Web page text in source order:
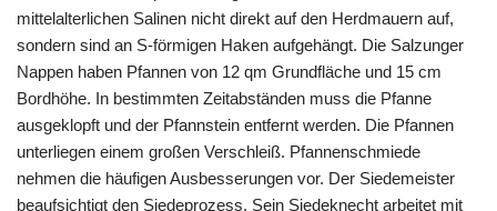
mittelalterlichen Salinen nicht direkt auf den Herdmauern auf,
sondern sind an S-förmigen Haken aufgehängt. Die Salzunger
Nappen haben Pfannen von 12 qm Grundfläche und 15 cm
Bordhöhe. In bestimmten Zeitabständen muss die Pfanne
ausgeklopft und der Pfannstein entfernt werden. Die Pfannen
unterliegen einem großen Verschleiß. Pfannenschmiede
nehmen die häufigen Ausbesserungen vor. Der Siedemeister
beaufsichtigt den Siedeprozess. Sein Siedeknecht arbeitet mit